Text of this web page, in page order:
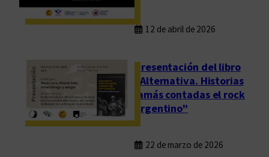
12 de abril de 2026
Presentación del libro
“Alternativa. Historias
jamás contadas el rock
argentino”
22 de marzo de 2026